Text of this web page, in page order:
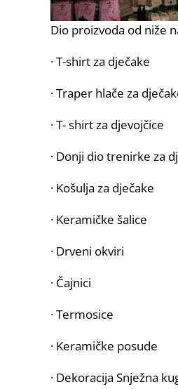
Dio proizvoda od niže
· T-shirt za dječake
· Traper hlače za
· T- shirt za djevojčice
· Donji dio trenirke za
· Košulja za dječake
· Keramičke šalice
· Drveni okviri
· Čajnici
· Termosice
· Keramičke posude
· Dekoracija Snježna